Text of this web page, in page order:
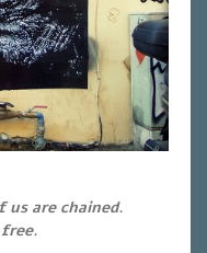
us are chained.